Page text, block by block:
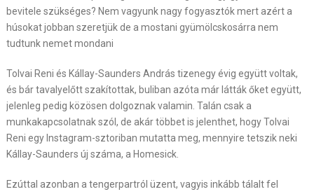
bevitele szükséges? Nem vagyunk nagy fogyasztók mert azért a
húsokat jobban szeretjük de a mostani gyümölcskosárra nem
tudtunk nemet mondani
Tolvai Reni és Kállay-Saunders András tizenegy évig együtt voltak,
és bár tavalyelőtt szakítottak, buliban azóta már látták őket együtt,
jelenleg pedig közösen dolgoznak valamin. Talán csak a
munkakapcsolatnak szól, de akár többet is jelenthet, hogy Tolvai
Reni egy Instagram-sztoriban mutatta meg, mennyire tetszik neki
Kállay-Saunders új száma, a Homesick.
Ezúttal azonban a tengerpartról üzent, vagyis inkább tálalt fel